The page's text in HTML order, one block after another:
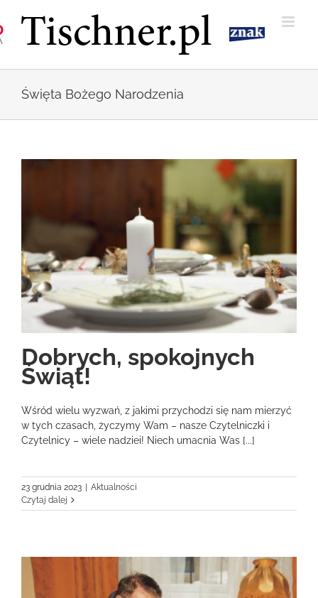
zawartości
Święta Bożego Narodzenia
Dobrych, spokojnych
Świąt!
Wśród wielu wyzwań, z jakimi przychodzi się nam mierzyć
w tych czasach, życzymy Wam – nasze Czytelniczki i
Czytelnicy – wiele nadziei! Niech umacnia Was [...]
23 grudnia 2023
Aktualności
Czytaj dalej